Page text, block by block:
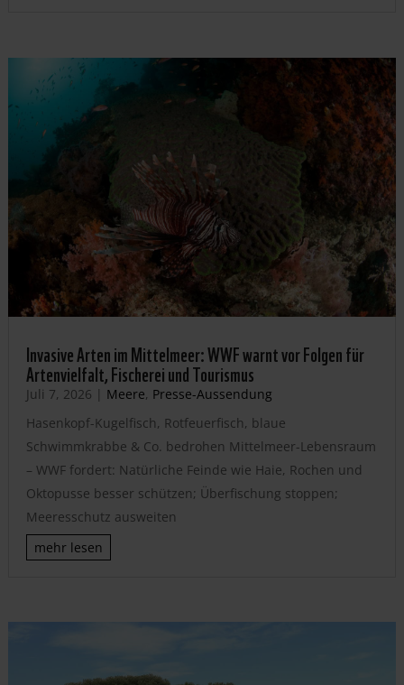
Invasive Arten im Mittelmeer: WWF warnt vor Folgen für
Artenvielfalt, Fischerei und Tourismus
Juli 7, 2026 | Meere, Presse-Aussendung
Hasenkopf-Kugelfisch, Rotfeuerfisch, blaue
Schwimmkrabbe & Co. bedrohen Mittelmeer-Lebensraum
– WWF fordert: Natürliche Feinde wie Haie, Rochen und
Oktopusse besser schützen; Überfischung stoppen;
Meeresschutz ausweiten
mehr lesen